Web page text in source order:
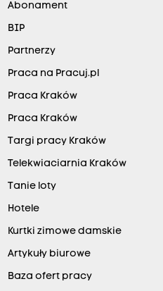
Abonament
BIP
Partnerzy
Praca na Pracuj.pl
Praca Kraków
Praca Kraków
Targi pracy Kraków
Telekwiaciarnia Kraków
Tanie loty
Hotele
Kurtki zimowe damskie
Artykuły biurowe
Baza ofert pracy